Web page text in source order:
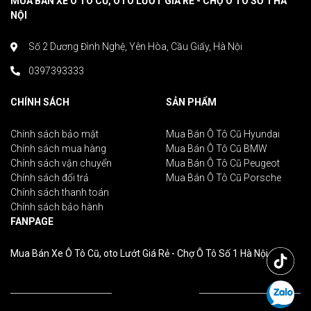
NỘI
Số 2 Dương Đình Nghệ, Yên Hòa, Cầu Giấy, Hà Nội
0397393333
CHÍNH SÁCH
Chính sách bảo mật
Chính sách mua hàng
Chính sách vận chuyển
Chính sách đổi trả
Chính sách thanh toán
Chính sách bảo hành
SẢN PHẨM
Mua Bán Ô Tô Cũ Hyundai
Mua Bán Ô Tô Cũ BMW
Mua Bán Ô Tô Cũ Peugeot
Mua Bán Ô Tô Cũ Porsche
FANPAGE
Mua Bán Xe Ô Tô Cũ, oto Lướt Giá Rẻ - Chợ Ô Tô Số 1 Hà Nội